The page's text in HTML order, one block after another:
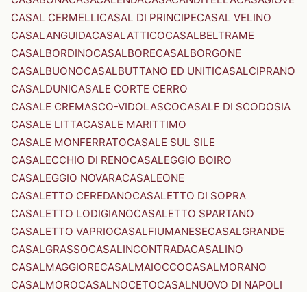
CASAL CERMELLICASAL DI PRINCIPECASAL VELINO
CASALANGUIDACASALATTICOCASALBELTRAME
CASALBORDINOCASALBORECASALBORGONE
CASALBUONOCASALBUTTANO ED UNITICASALCIPRANO
CASALDUNICASALE CORTE CERRO
CASALE CREMASCO-VIDOLASCOCASALE DI SCODOSIA
CASALE LITTACASALE MARITTIMO
CASALE MONFERRATOCASALE SUL SILE
CASALECCHIO DI RENOCASALEGGIO BOIRO
CASALEGGIO NOVARACASALEONE
CASALETTO CEREDANOCASALETTO DI SOPRA
CASALETTO LODIGIANOCASALETTO SPARTANO
CASALETTO VAPRIOCASALFIUMANESECASALGRANDE
CASALGRASSOCASALINCONTRADACASALINO
CASALMAGGIORECASALMAIOCCOCASALMORANO
CASALMOROCASALNOCETOCASALNUOVO DI NAPOLI